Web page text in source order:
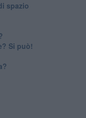
spazio
Si può!